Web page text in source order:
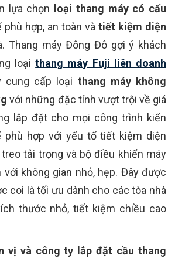
lựa chọn
loại thang máy có cấu
phù hợp, an toàn và tiết kiệm diện
Thang máy Đông Đô gợi ý khách
loạithang máy Fuji liên doanh
cung cấp loại thang máy không
với những đặc tính vượt trội về giá
lắp đặt cho mọi công trình kiến
phù hợp với yếu tố tiết kiệm diện
tải trọng và bộ điều khiển máy
không gian nhỏ, hẹp. Đây được
coi là tối ưu dành cho các tòa nhà
thước nhỏ, tiết kiệm chiều cao
vị và công ty lắp đặt cầu thang